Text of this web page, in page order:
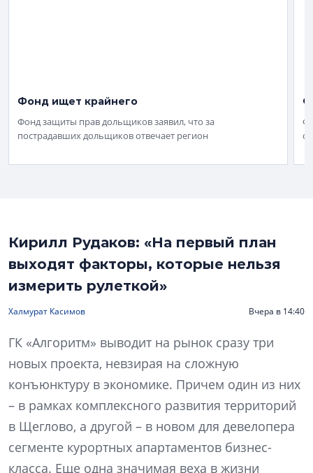
Фонд ищет крайнего
Фонд защиты прав дольщиков заявил, что за
пострадавших дольщиков отвечает регион
Кирилл Рудаков: «На первый план
выходят факторы, которые нельзя
измерить рулеткой»
Халмурат Касимов Вчера в 14:40
ГК «Алгоритм» выводит на рынок сразу три
новых проекта, невзирая на сложную
конъюнктуру в экономике. Причем один из них
– в рамках комплексного развития территорий
в Щеглово, а другой – в новом для девелопера
сегменте курортных апартаментов бизнес-
класса. Еще одна значимая веха в жизни